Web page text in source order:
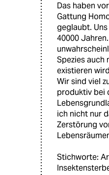
Das haben
Gattung
geglaubt.
40000
Spezies auch
existieren
Wir sind viel
produktiv bei
ich nicht nur
Zerstörung
Stichworte: